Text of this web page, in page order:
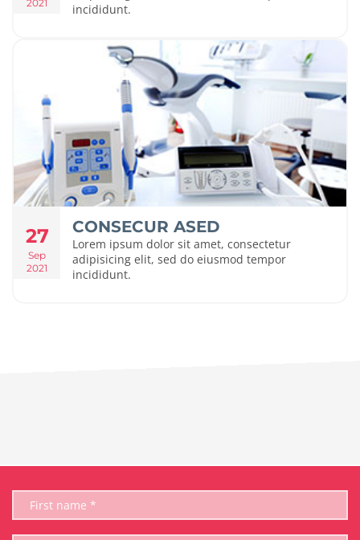
2021
incididunt.
27
Sep
2021
CONSECUR ASED
Lorem ipsum dolor sit amet, consectetur
adipisicing elit, sed do eiusmod tempor
incididunt.